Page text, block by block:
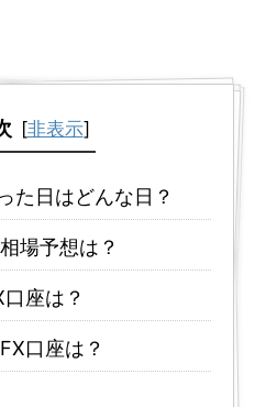
[非表示]
た日はどんな日？
場予想は？
座は？
口座は？